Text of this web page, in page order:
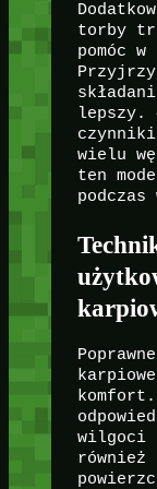
torby
pomóc
lepszy.
wielu
ten
podczas
wilgoci i
również